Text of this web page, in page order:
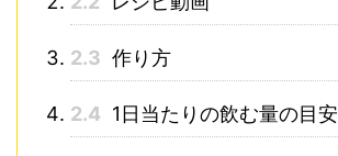
2.3 作り方
2.4 1日当たりの飲む量の目安